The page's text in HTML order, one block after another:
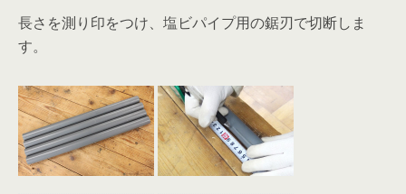
長さを測り印をつけ、塩ビパイプ用の鋸刃で切断しま
す。